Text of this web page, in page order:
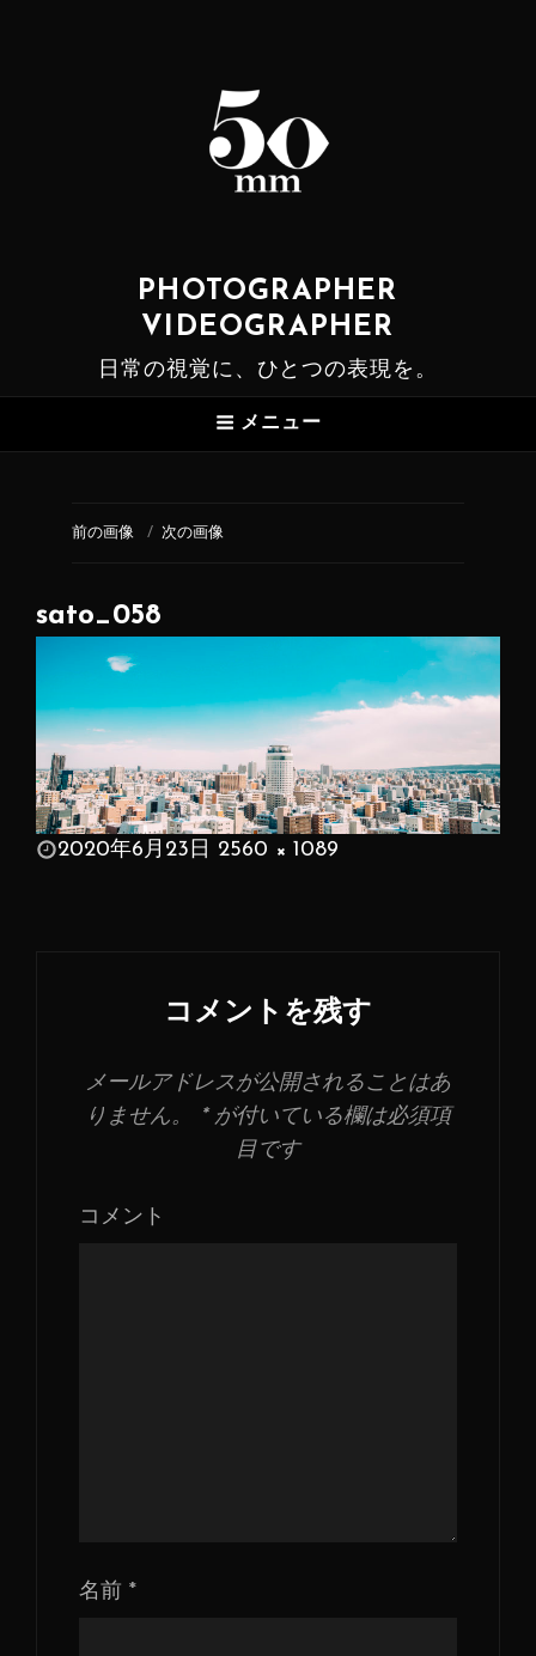
PHOTOGRAPHER
VIDEOGRAPHER
日常の視覚に、ひとつの表現を。
メニュー
前の画像 次の画像
sato_058
投2020年6月23日 2560 × 1089
コメントを残す
メールアドレスが公開されることはあ
りません。
*が付いている欄は必須項
目です
コメント
名前 *